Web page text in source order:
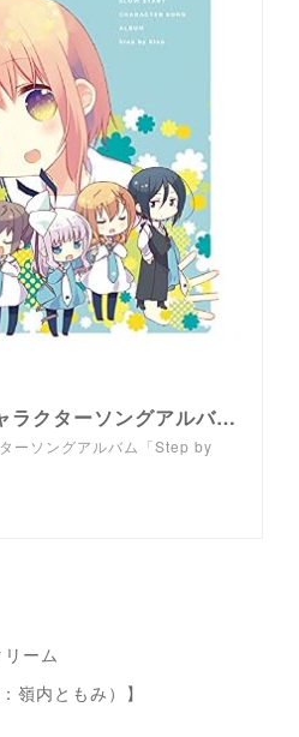
スロウスタート キャラクターソングアルバム「Step by Step」
ーソングアルバム「Step by
ーム
嶺内ともみ）】